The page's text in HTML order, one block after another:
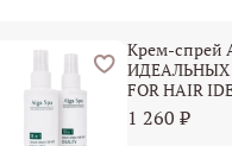
Крем-спрей
ИДЕАЛЬНЫХ
FOR HAIR
1 260 ₽